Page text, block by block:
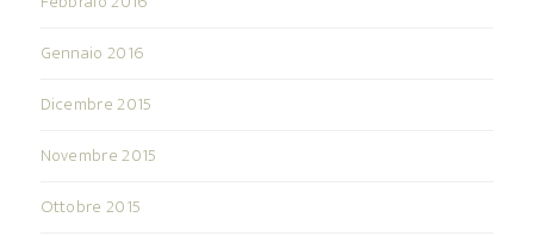
Gennaio 2016
Dicembre 2015
Novembre 2015
Ottobre 2015